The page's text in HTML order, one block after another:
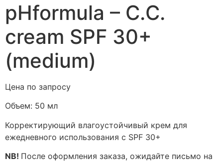
pHformula – C.C.
cream SPF 30+
(medium)
Цена по запросу
Объем: 50 мл
Корректирующий влагоустойчивый крем для
ежедневного использования с SPF 30+
NB! После оформления заказа, ожидайте письмо на